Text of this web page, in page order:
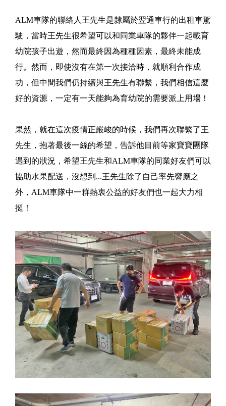
ALM車隊的聯絡人王先生是隸屬於翌通車行的出租車駕
駛，當時王先生很希望可以和同業車隊的夥伴一起載育
幼院孩子出遊，然而最終因為種種因素，最終未能成
行。然而，即使沒有在第一次接洽時，就順利合作成
功，但中間我們仍持續與王先生有聯繫，我們相信這麼
好的資源，一定有一天能夠為育幼院的需要派上用場！
果然，就在這次疫情正嚴峻的時候，我們再次聯繫了王
先生，抱著最後一絲的希望，告訴他目前等家寶寶團隊
遇到的狀況，希望王先生和ALM車隊的同業好友們可以
協助水果配送，沒想到...王先生除了自己率先響應之
外，ALM車隊中一群熱衷公益的好友們也一起大力相
挺！